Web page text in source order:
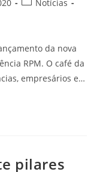
Notícias
da nova
RPM. O café da
empresários e…
pilares